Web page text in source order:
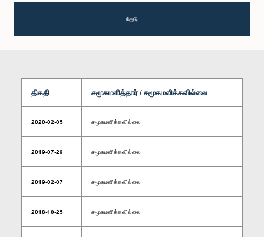
தேடு
திகதி சமூகமளித்தார் / சமூகமளிக்கவில்லை
2020-02-05 சமூகமளிக்கவில்லை
2019-07-29 சமூகமளிக்கவில்லை
2019-02-07 சமூகமளிக்கவில்லை
2018-10-25 சமூகமளிக்கவில்லை